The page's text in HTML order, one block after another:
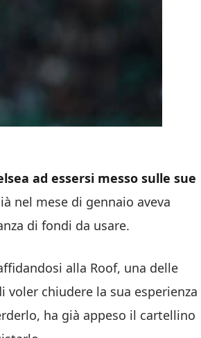
ad essersi messo sulle sue
nel mese di gennaio aveva
di fondi da usare.
alla Roof, una delle
chiudere la sua esperienza
ha già appeso il cartellino